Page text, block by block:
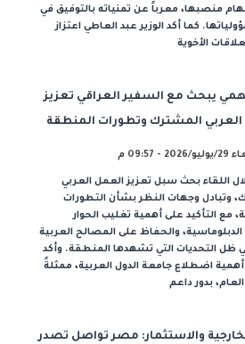
منصبها، معرباً عن تمنياته بالتوفيق في
كما أكد الوزير عبد العاطي اعتزاز
الأخوية
يبحث مع السفير العراقي تعزيز
المشترك وتطورات المنطقة
- 09:57 م
اللقاء بحث سبل تعزيز العمل العربي
وتبادل وجهات النظر بشأن التطورات
مع التأكيد على أهمية تغليب الحوار
الدبلوماسية، والحفاظ على المصالح العربية
ظل التحديات التي تشهدها المنطقة. وأكد
اضطلاع جامعة الدول العربية، ممثلةً
بدور داعم
والاستثمار: مصر تواصل تصدر